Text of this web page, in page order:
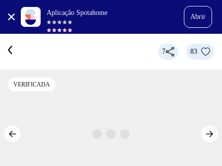
Aplicação Spotahome
Abrir
7 83
VERIFICADA